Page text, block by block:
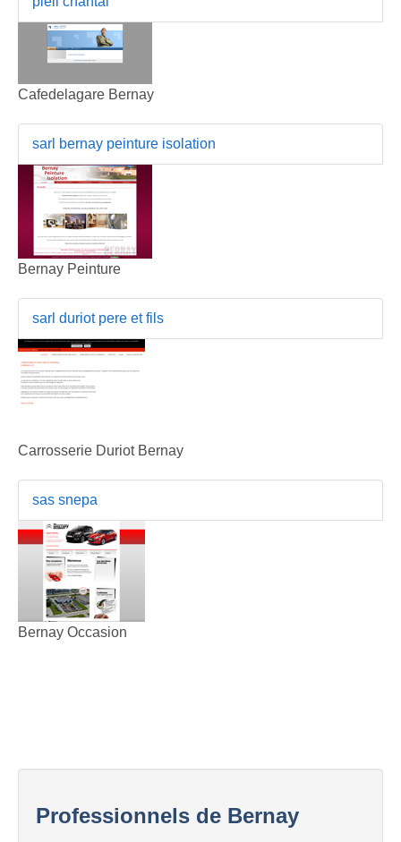
Cafedelagare Bernay
sarl bernay peinture isolation
Bernay Peinture
sarl duriot pere et fils
Carrosserie Duriot Bernay
sas snepa
Bernay Occasion
Professionnels de Bernay